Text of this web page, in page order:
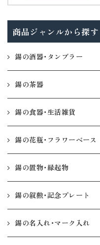
商品ジャンルから探す
錫の酒器・タンブラー
錫の茶器
錫の食器・生活雑貨
錫の花瓶・フラワーベース
錫の置物・縁起物
錫の叙勲・記念プレート
錫の名入れ・マーク入れ